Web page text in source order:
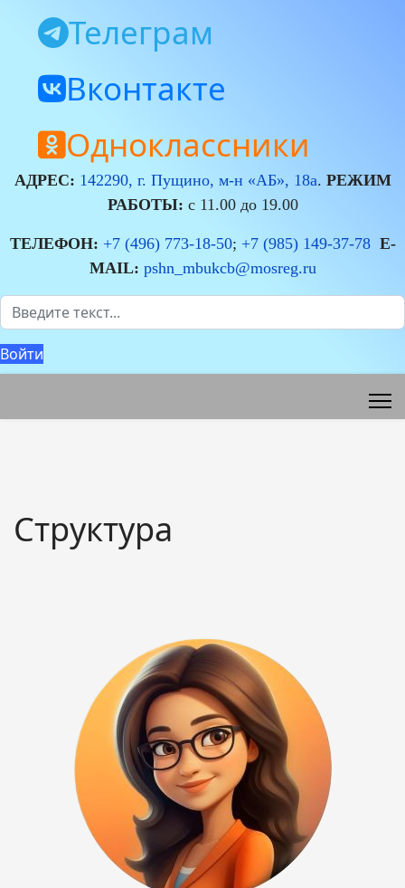
Телеграм
Вконтакте
Одноклассники
АДРЕС: 142290, г. Пущино, м-н «АБ», 18а. РЕЖИМ
РАБОТЫ: с 11.00 до 19.00
ТЕЛЕФОН: +7 (496) 773-18-50; +7 (985) 149-37-78 E-
MAIL: pshn_mbukcb@mosreg.ru
Поиск
Войти
Структура